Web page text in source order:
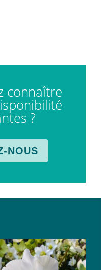
connaître
?
NOUS